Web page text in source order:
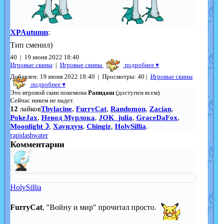
XPAutumn:
Тип сменил)
40 | 19 июня 2022 18:40
Игровые скины | Игровые скины подробнее▾
Добавлен: 19 июня 2022 18:40 | Просмотры: 40 | Игровые скины
подробнее ▾
Это игровой скин покемона Рапидаш(доступен всем)
Сейчас никем не надет.
12 лайковThylacine, FurryCat, Randomon, Zacian,
PokeJax, Невод Мурлока, JOK_julia, GraceDaFox,
Moonlight☽, Хаундум, Chingiz, HolySillia.
rapidashwater
Комментарии
HolySillia
FurryCat, "Войну и мир" прочитал просто.